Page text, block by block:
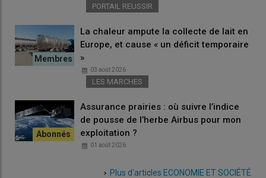
PORTAIL REUSSIR
La chaleur ampute la collecte de lait en
Europe, et cause « un déficit temporaire
»
03 août 2026
LES MARCHES
Assurance prairies : où suivre l’indice
de pousse de l’herbe Airbus pour mon
exploitation ?
01 août 2026
Plus d'articles ECONOMIE ET SOCIÉTÉ